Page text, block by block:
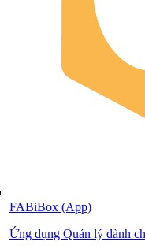
FABiBox (App)
Ứng dụng Quản lý dành